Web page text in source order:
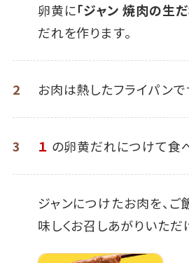
卵黄に「ジャン 焼肉の生だ
だれを作ります。
2 お肉は熱したフライパンで
3 １ の卵黄だれにつけて食
ジャンにつけたお肉を、
味しくお召しあがりいただ